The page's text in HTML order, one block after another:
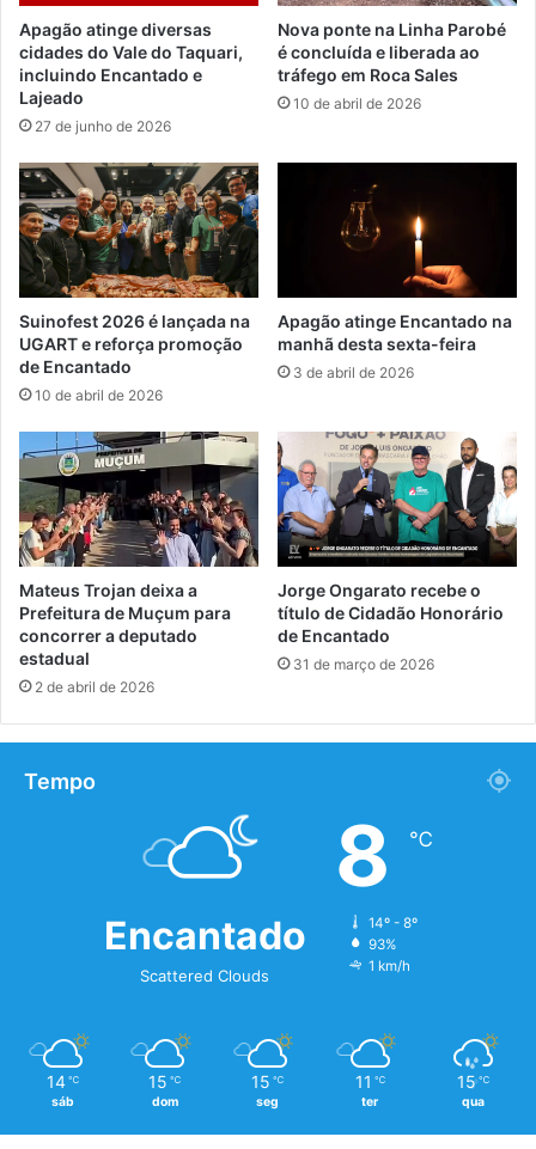
Apagão atinge diversas
cidades do Vale do Taquari,
incluindo Encantado e
Lajeado
27 de junho de 2026
Nova ponte na Linha Parobé
é concluída e liberada ao
tráfego em Roca Sales
10 de abril de 2026
Suinofest 2026 é lançada na
UGART e reforça promoção
de Encantado
10 de abril de 2026
Apagão atinge Encantado na
manhã desta sexta-feira
3 de abril de 2026
Mateus Trojan deixa a
Prefeitura de Muçum para
concorrer a deputado
estadual
2 de abril de 2026
Jorge Ongarato recebe o
título de Cidadão Honorário
de Encantado
31 de março de 2026
Tempo
Encantado
Scattered Clouds
8 ℃
14º - 8º
93%
1 km/h
14 ℃
sáb
15 ℃
dom
15 ℃
seg
11 ℃
ter
15 ℃
qua